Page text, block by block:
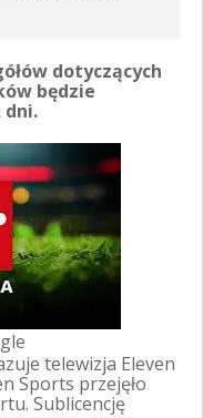
dotyczących
będzie
dni.
telewizja Eleven
Sports przejęło
Sublicencję